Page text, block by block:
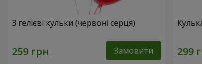
3 гелієві кульки (червоні серця)
Замовити